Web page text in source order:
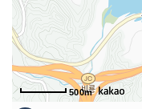
인허가번호
500m